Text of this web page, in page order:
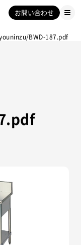
お問い合わせ
BWD-187.pdf